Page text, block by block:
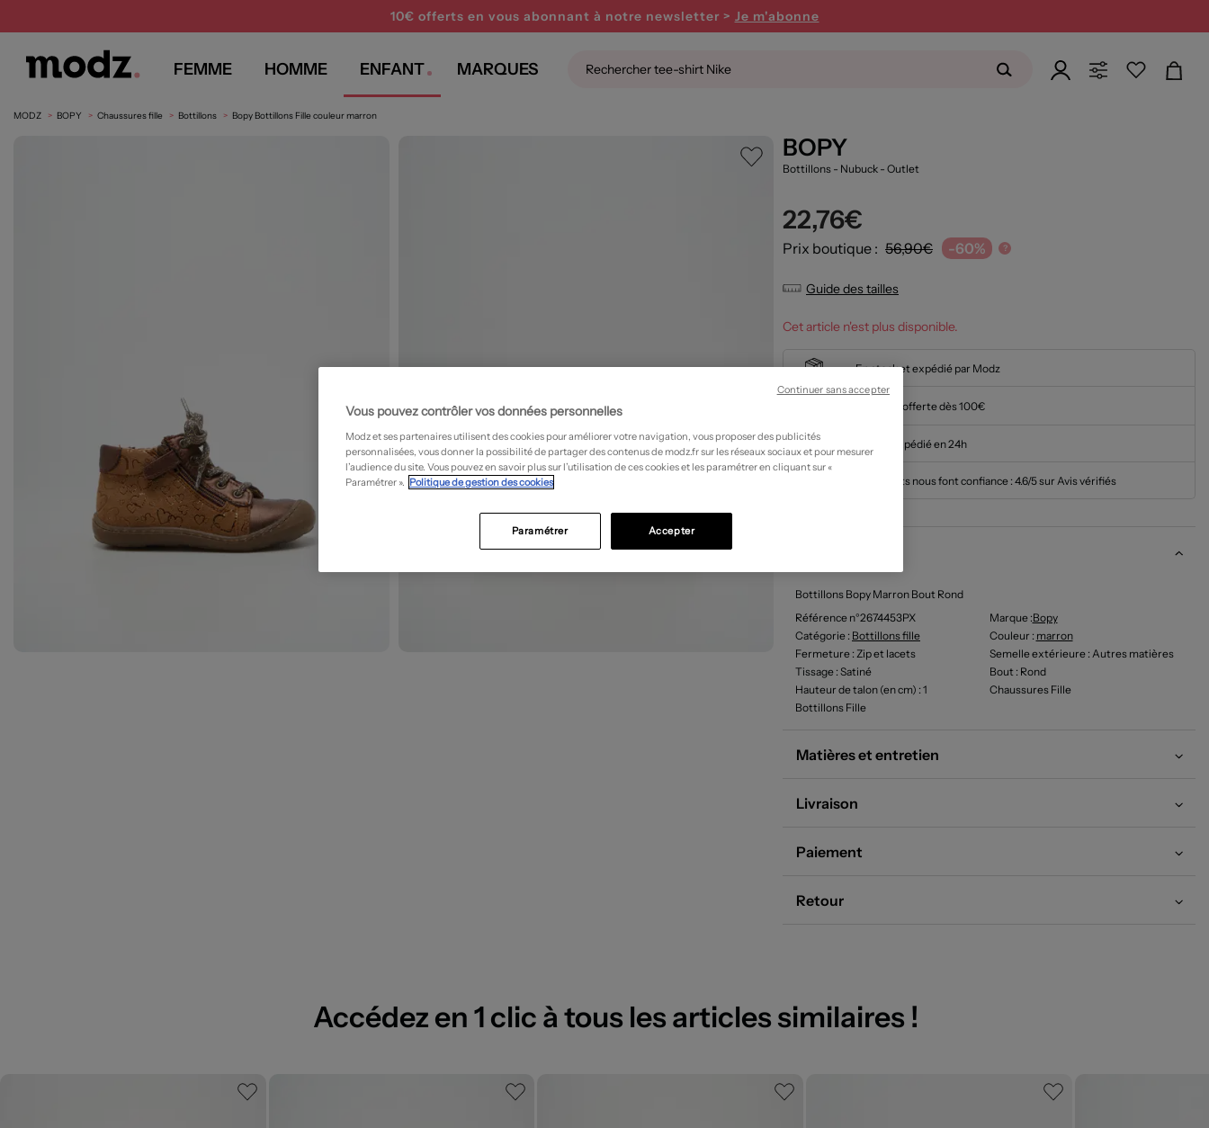
10€ offerts en vous abonnant à notre newsletter > Je m'abonne
FEMME HOMME ENFANT MARQUES
MODZ BOPY Chaussures fille Bottillons Bopy Bottillons Fille couleur marron
BOPY
Bottillons - Nubuck - Outlet
22,76€
Prix boutique : 56,90€ -60% ?
Guide des tailles
Cet article n'est plus disponible.
En stock et expédié par Modz
Livraison offerte dès 100€
Article expédié en 24h
Nos clients nous font confiance : 4.6/5 sur Avis vérifiés
Bottillons Bopy Marron Bout Rond
Référence n°2674453PX
Marque :Bopy
Catégorie : Bottillons fille Couleur : marron
Fermeture : Zip et lacets Semelle extérieure: Autres matières
Tissage : Satiné Bout: Rond
Hauteur de talon (en cm) : 1
Chaussures Fille
Bottillons Fille
Matières et entretien
Livraison
Paiement
Retour
Accédez en 1 clic à tous les articles similaires !
Vous pouvez contrôler vos données personnelles
Modz et ses partenaires utilisent des cookies pour améliorer votre navigation, vous proposer des publicités
personnalisées, vous donner la possibilité de partager des contenus de modz.fr sur les réseaux sociaux et pour mesurer
l’audience du site. Vous pouvez en savoir plus sur l’utilisation de ces cookies et les paramétrer en cliquant sur «
Paramétrer ». Politique de gestion des cookies
Accepter
Paramétrer
Continuer sans accepter